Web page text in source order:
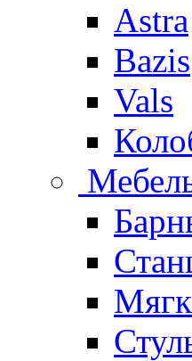
Astra
Bazis
Vals